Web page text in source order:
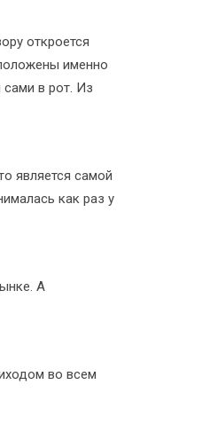
откроется
именно
сами в рот. Из
является самой
как раз у
А
во всем